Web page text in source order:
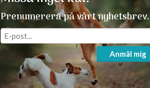
Prenumerera på vårt nyhetsbrev.
Anmäl mig